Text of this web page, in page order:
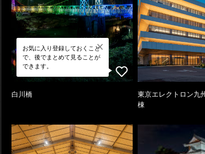
お気に入り登録しておくこと
で、後でまとめて見ることが
できます。
白川橋
東京エレクトロン
棟